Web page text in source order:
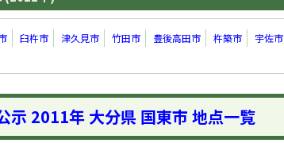
臼杵市 津久見市 竹田市 豊後高田市 杵築市 宇佐市
示 2011年 大分県 国東市 地点一覧